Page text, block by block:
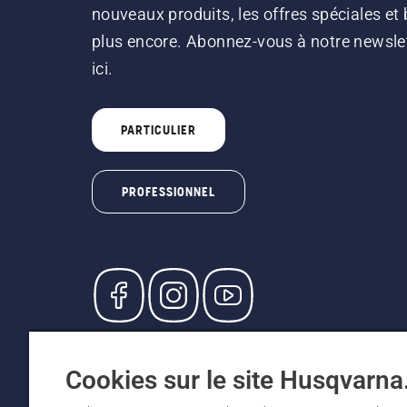
nouveaux produits, les offres spéciales et
plus encore. Abonnez-vous à notre
ici.
PARTICULIER
PROFESSIONNEL
© Husqvarna AB (publ). Tous droits
participants, prix en CHF, TVA 8,1 % et TAR
recommandés (TVA incluse), sauf si le produit
Cookies sur le site